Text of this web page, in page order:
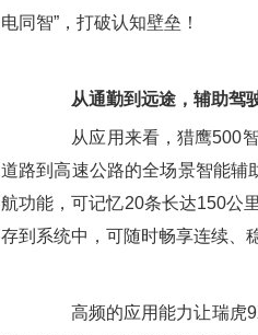
电同智”，打破认知壁垒！
从通勤到远途，辅助驾
从应用来看，猎鹰500智
道路到高速公路的全场景智能辅
航功能，可记忆20条长达150公
存到系统中，可随时畅享连续、
高频的应用能力让瑞虎9X